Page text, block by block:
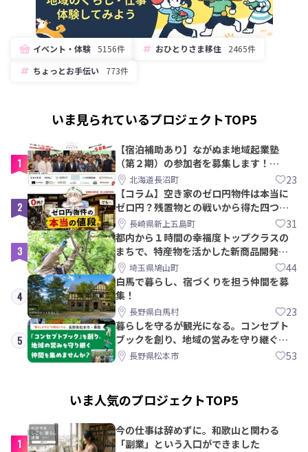
イベント・体験 5156件 おひとりさま移住
2465件
ちょっとお手伝い
773件
いま見られているプロジェクトTOP5
1
【宿泊補助あり】ながぬま地域起業塾
（第２期）の参加者を募集します！
【8/21〆】
北海道長沼町 23
2
【コラム】空き家のゼロ円物件は本当に
ゼロ円？残置物との戦いから得た四つの
教訓｜新上五島町
長崎県新上五島町 31
3
都内から１時間の幸福度トップクラスの
まちで、特産物を活かした新商品開発＆
PRメンバー募集！
埼玉県鳩山町 44
4
白馬で暮らし、宿づくりを担う仲間を募
集！
長野県白馬村 23
5
暮らしを守るが観光になる。コンセプト
ブックを創り、地域の営みを守り継ぐ仲
間を集めませんか？
長野県松本市 53
いま人気のプロジェクトTOP5
1
今の仕事は辞めずに。和歌山と関わる
「副業」という入口ができました